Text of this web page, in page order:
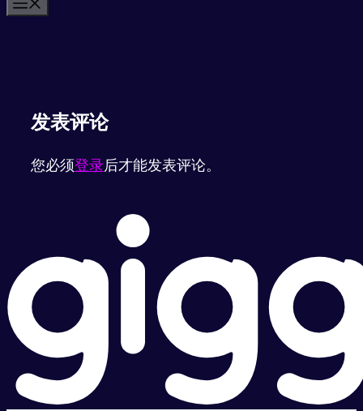
发表评论
您必须登录后才能发表评论。